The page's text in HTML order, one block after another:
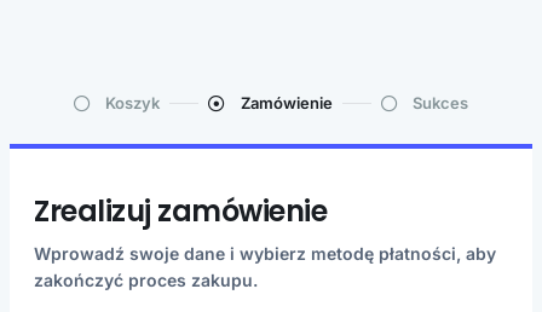
Koszyk Zamówienie Sukces
Zrealizuj zamówienie
Wprowadź swoje dane i wybierz metodę płatności, aby
zakończyć proces zakupu.